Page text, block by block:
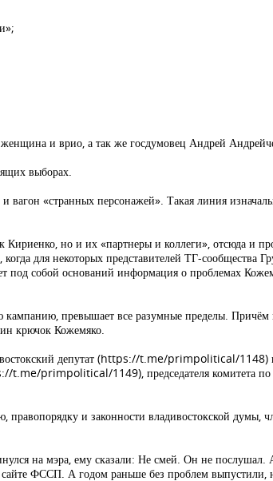
женщина и врио, а так же госдумовец Андрей
выборах.
вагон «странных персонажей». Такая линия
но и их «партнеры и коллеги», отсюда и
для некоторых представителей ТГ-сообщества
под собой оснований информация о проблемах
превышает все разумные пределы. Причём
крючок Кожемяко.
депутат (https://t.me/primpolitical/
t.me/primpolitical/1149), председателя комитета
правопорядку и законности владивостокской думы,
на мэра, ему сказали: Не смей. Он не послушал.
ФССП. А годом раньше без проблем выпустили,